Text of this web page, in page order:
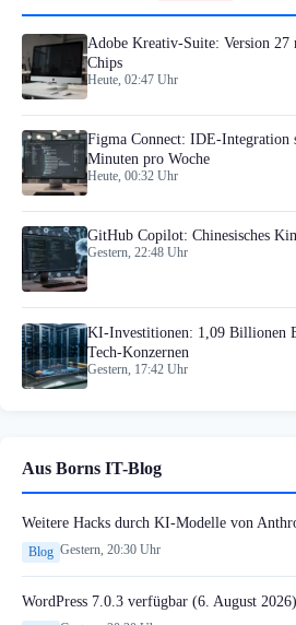
Adobe Kreativ-Suite: Version
Chips
Heute, 02:47 Uhr
Figma Connect: IDE-Integration
Minuten pro Woche
Heute, 00:32 Uhr
GitHub Copilot: Chinesisches
Gestern, 22:48 Uhr
KI-Investitionen: 1,09 Billionen
Tech-Konzernen
Gestern, 17:42 Uhr
Aus Borns IT-Blog
Weitere Hacks durch KI-Modelle von
Blog Gestern, 20:30 Uhr
WordPress 7.0.3 verfügbar (6. August 2026)